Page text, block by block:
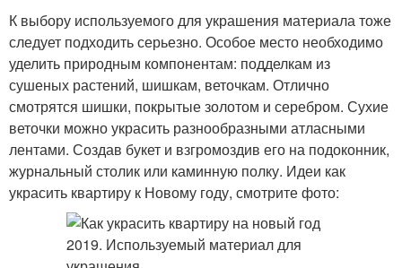
К выбору используемого для украшения материала тоже
следует подходить серьезно. Особое место необходимо
уделить природным компонентам: подделкам из
сушеных растений, шишкам, веточкам. Отлично
смотрятся шишки, покрытые золотом и серебром. Сухие
веточки можно украсить разнообразными атласными
лентами. Создав букет и взгромоздив его на подоконник,
журнальный столик или каминную полку. Идеи как
украсить квартиру к Новому году, смотрите фото: